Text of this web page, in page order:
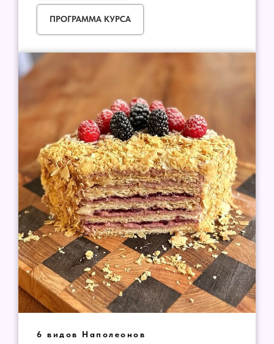
ПРОГРАММА КУРСА
6 видов Наполеонов